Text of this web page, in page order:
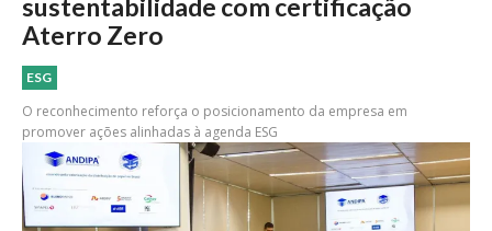
sustentabilidade com certificação
Aterro Zero
ESG
O reconhecimento reforça o posicionamento da empresa em
promover ações alinhadas à agenda ESG